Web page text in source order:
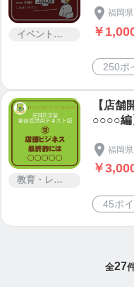
イベント・セミナー・交流会
する方
方|飲食
たオン
福岡県
￥
250ポ
教育・レッスン・講習
【店
○○○○編
最終的
業/集客
福岡県
￥
45ポ
全27